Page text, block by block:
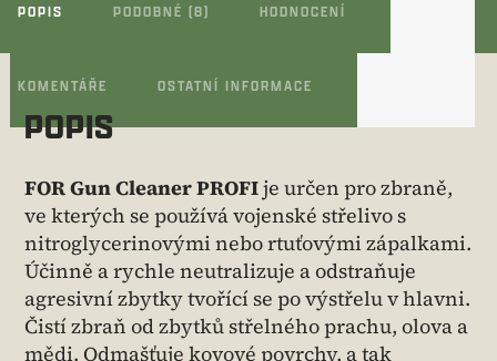
POPIS PODOBNÉ (8) HODNOCENÍ
KOMENTÁŘE OSTATNÍ INFORMACE
POPIS
FOR Gun Cleaner PROFIje určen pro zbraně,
ve kterých se používá vojenské střelivo s
nitroglycerinovými nebo rtuťovými zápalkami.
Účinně a rychle neutralizuje a odstraňuje
agresivní zbytky tvořící se po výstřelu v hlavni.
Čistí zbraň od zbytků střelného prachu, olova a
mědi. Odmašťuje kovové povrchy, a tak